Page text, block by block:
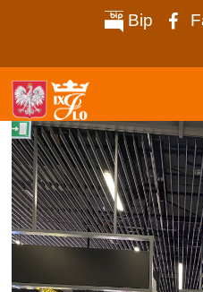
Bip